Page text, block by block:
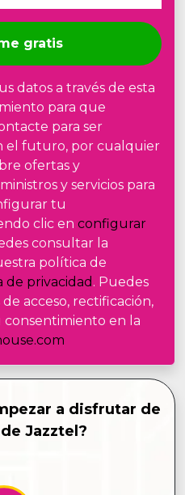
gratis
datos a través de esta
para que
para ser
el futuro, por cualquier
ofertas y
y servicios para
tu
clic en configurar
consultar la
política de
de privacidad . Puedes
acceso, rectificación,
en la
a disfrutar de
Jazztel?